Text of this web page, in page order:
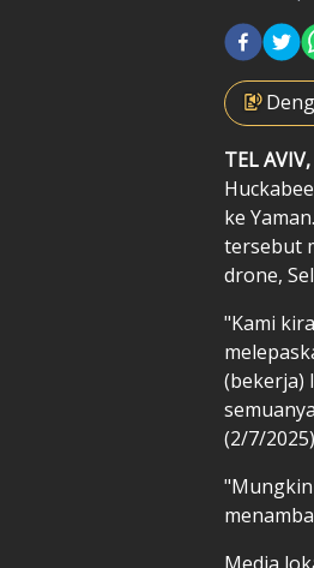
TEL
ke
tersebut
drone,
"Kami
(bekerja)
(2/7/
Media